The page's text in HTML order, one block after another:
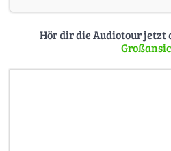
Hör dir die Audiotour jetzt